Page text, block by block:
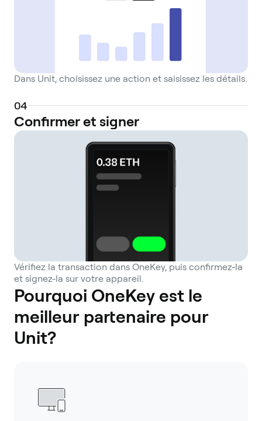
Dans Unit, choisissez une action et saisissez les détails.
04
Confirmer et signer
Vérifiez la transaction dans OneKey, puis confirmez-la
et signez-la sur votre appareil.
Pourquoi OneKey est le
meilleur partenaire pour
Unit?